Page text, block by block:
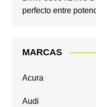
perfecto entre
MARCAS
Acura
Audi